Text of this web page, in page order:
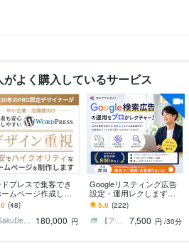
よく購入しているサービス
プレスで集客でき
ムページ作成しま
認定!経験20年のプ
でHP制作
(48)
SakuDesign
180,000 円
Googleリスティング広告
設定・運用レクします
【実績800社以上】広告代
理店が運用サポートいた
します。
5.0 (222)
【アドテク】のことならMETA（メタ）
7,500 円 /30分